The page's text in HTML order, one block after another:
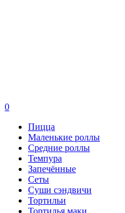
0
Пицца
Маленькие роллы
Средние роллы
Темпура
Запечённые
Сеты
Суши сэндвичи
Тортильи